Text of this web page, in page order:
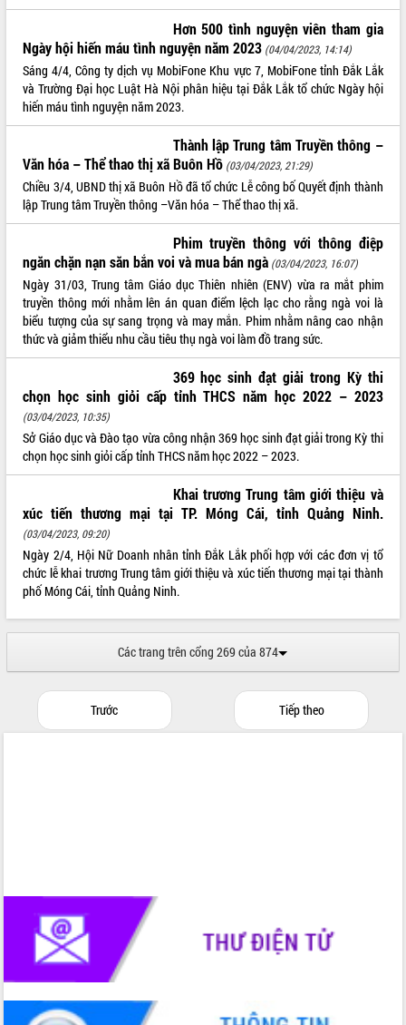
LIÊN KẾT WEB
THỐNG KÊ TRUY CẬP
Hôm nay: 10351
Tất cả: 66023091
Hơn 500 tình nguyện viên tham gia
Ngày hội hiến máu tình nguyện năm 2023 (04/04/2023, 14:14)
Sáng 4/4, Công ty dịch vụ MobiFone Khu vực 7, MobiFone tỉnh Đắk Lắk
và Trường Đại học Luật Hà Nội phân hiệu tại Đắk Lắk tổ chức Ngày hội
hiến máu tình nguyện năm 2023.
Thành lập Trung tâm Truyền thông –
Văn hóa – Thể thao thị xã Buôn Hồ (03/04/2023, 21:29)
Chiều 3/4, UBND thị xã Buôn Hồ đã tổ chức Lễ công bố Quyết định thành
lập Trung tâm Truyền thông –Văn hóa – Thể thao thị xã.
Phim truyền thông với thông điệp
ngăn chặn nạn săn bắn voi và mua bán ngà (03/04/2023, 16:07)
Ngày 31/03, Trung tâm Giáo dục Thiên nhiên (ENV) vừa ra mắt phim
truyền thông mới nhằm lên án quan điểm lệch lạc cho rằng ngà voi là
biểu tượng của sự sang trọng và may mắn. Phim nhằm nâng cao nhận
thức và giảm thiểu nhu cầu tiêu thụ ngà voi làm đồ trang sức.
369 học sinh đạt giải trong Kỳ thi
chọn học sinh giỏi cấp tỉnh THCS năm học 2022 – 2023
(03/04/2023, 10:35)
Sở Giáo dục và Đào tạo vừa công nhận 369 học sinh đạt giải trong Kỳ thi
chọn học sinh giỏi cấp tỉnh THCS năm học 2022 – 2023.
Khai trương Trung tâm giới thiệu và
xúc tiến thương mại tại TP. Móng Cái, tỉnh Quảng Ninh.
(03/04/2023, 09:20)
Ngày 2/4, Hội Nữ Doanh nhân tỉnh Đắk Lắk phối hợp với các đơn vị tổ
chức lễ khai trương Trung tâm giới thiệu và xúc tiến thương mại tại thành
phố Móng Cái, tỉnh Quảng Ninh.
Các trang trên cổng 269 của 874
Trước Tiếp theo